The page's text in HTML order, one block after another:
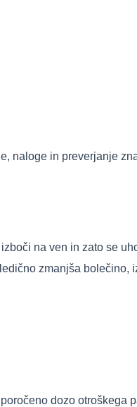
naloge in preverjanje
na ven in zato se
zmanjša
dozo otroškega